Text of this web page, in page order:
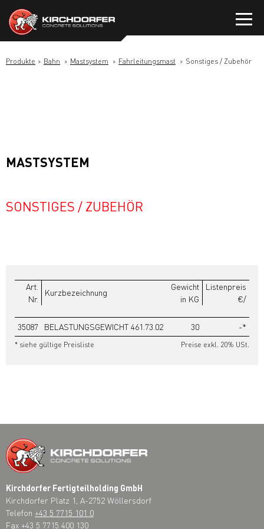
Inhalt
springen
Produkte Bahn Mastsystem Fahrleitungsmast Sonstiges / Zubehör
MASTSYSTEM
SONSTIGES / ZUBEHÖR
Art.
Nr.
Kurzbezeichnung
Gewicht
in KG
Listenpreis
€/
35087 BELASTUNGSGEWICHT 461.73.02 30 -*
* siehe gültige Preisliste Preise exkl. 20% USt.
Kirchdorfer Fertigteilholding GmbH
Kirchdorfer Platz 1, A-2752 Wöllersdorf
Telefon +43 5 7715 101 0
Fax +43 5 7715 400 130